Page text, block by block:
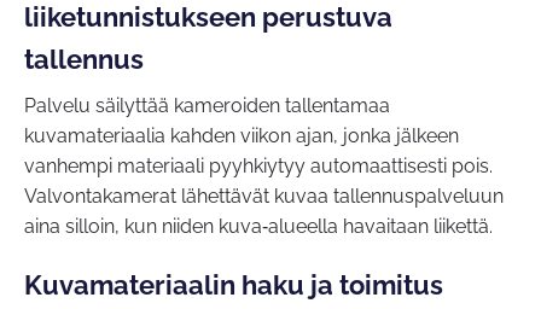
liiketunnistukseen perustuva
tallennus
Palvelu säilyttää kameroiden tallentamaa
kuvamateriaalia kahden viikon ajan, jonka jälkeen
vanhempi materiaali pyyhkiytyy automaattisesti pois.
Valvontakamerat lähettävät kuvaa tallennuspalveluun
aina silloin, kun niiden kuva‑alueella havaitaan liikettä.
Kuvamateriaalin haku ja toimitus